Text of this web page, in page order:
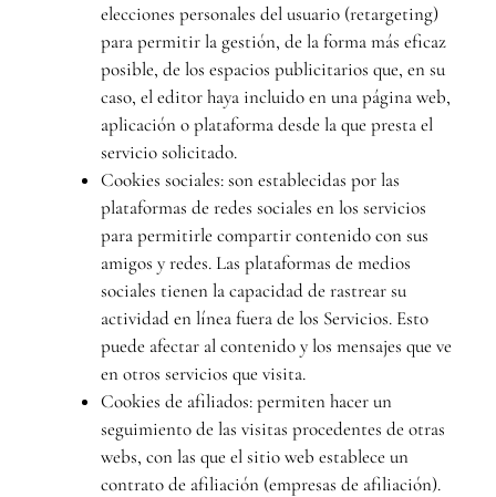
elecciones personales del usuario (retargeting)
para permitir la gestión, de la forma más eficaz
posible, de los espacios publicitarios que, en su
caso, el editor haya incluido en una página web,
aplicación o plataforma desde la que presta el
servicio solicitado.
Cookies sociales: son establecidas por las
plataformas de redes sociales en los servicios
para permitirle compartir contenido con sus
amigos y redes. Las plataformas de medios
sociales tienen la capacidad de rastrear su
actividad en línea fuera de los Servicios. Esto
puede afectar al contenido y los mensajes que ve
en otros servicios que visita.
Cookies de afiliados: permiten hacer un
seguimiento de las visitas procedentes de otras
webs, con las que el sitio web establece un
contrato de afiliación (empresas de afiliación).